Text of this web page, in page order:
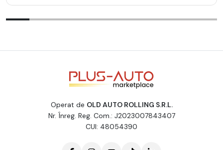
Operat de OLD AUTO ROLLING S.R.L.
Nr. Înreg. Reg. Com.: J2023007843407
CUI: 48054390